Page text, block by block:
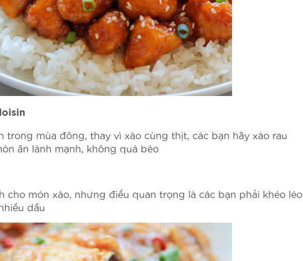
trong mùa đông, thay vì xào cùng thịt, các bạn hãy xào rau
ăn lành mạnh, không quá béo
cho món xào, nhưng điều quan trọng là các bạn phải khéo léo
dầu